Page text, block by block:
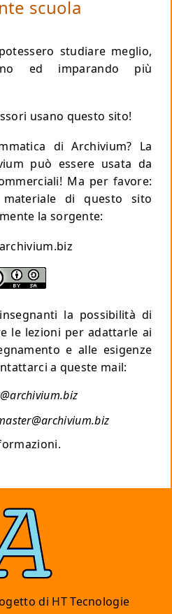
scuola
studiare meglio,
ed imparando più
usano questo sito!
di Archivium? La
può essere usata da
Ma per favore:
di questo sito
la sorgente:
la possibilità di
le lezioni per adattarle ai
e alle esigenze
a queste mail:
di HT Tecnologie